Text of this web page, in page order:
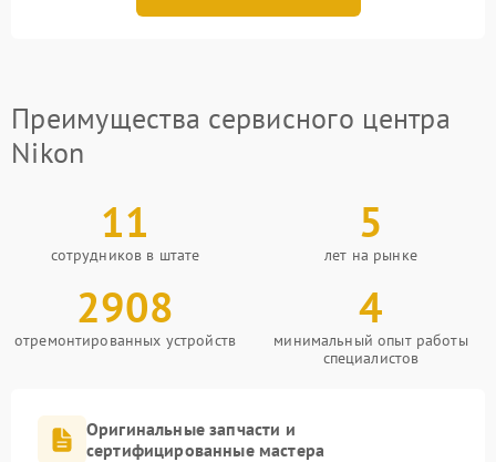
Преимущества сервисного центра
Nikon
11
сотрудников в штате
5
лет на рынке
2908
отремонтированных устройств
4
минимальный опыт работы
специалистов
Оригинальные запчасти и
сертифицированные мастера